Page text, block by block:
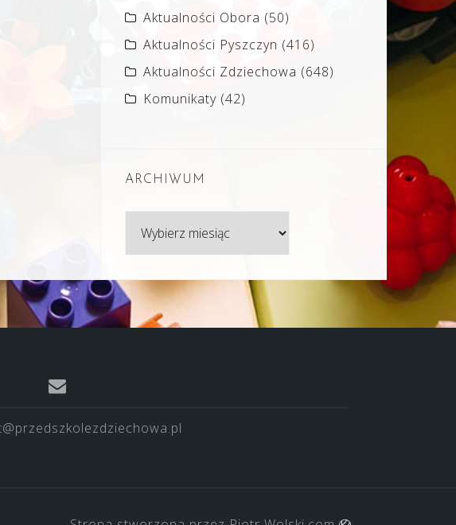
Aktualności Obora (50)
Aktualności Pyszczyn (416)
Aktualności Zdziechowa (648)
Komunikaty (42)
ARCHIWUM